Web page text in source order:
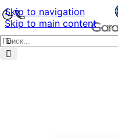
Skip to navigation
Skip to main content